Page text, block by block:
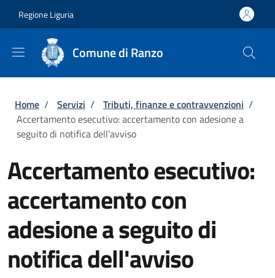
Regione Liguria
Comune di Ranzo
Briciole di pane
Home / Servizi / Tributi, finanze e contravvenzioni /
Accertamento esecutivo: accertamento con adesione a
seguito di notifica dell'avviso
Accertamento esecutivo:
accertamento con
adesione a seguito di
notifica dell'avviso